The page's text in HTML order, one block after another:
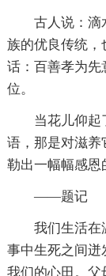
古人说：滴
族的优良传统，
话：百善孝为先
位。
当花儿仰起
语，那是对滋养
勒出一幅幅感恩
——题记
我们生活在
事中生死之间迸
我们的心田。父